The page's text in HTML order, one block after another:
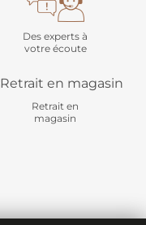
Des experts à
votre écoute
Retrait en
magasin